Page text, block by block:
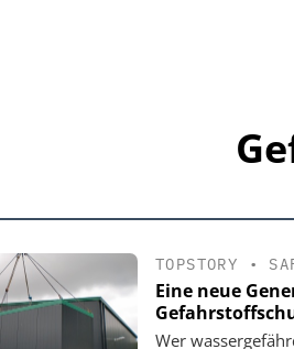
TOPSTORY •
Eine neue
Wer